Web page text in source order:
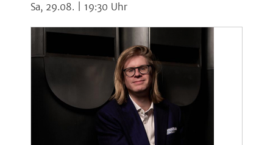
Sa, 29.08. | 19:30